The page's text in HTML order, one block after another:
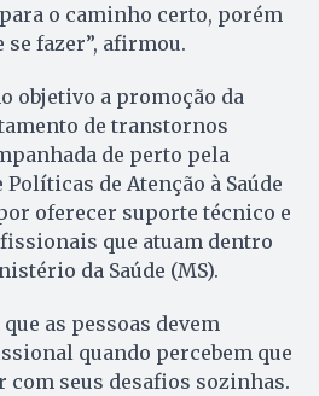
o caminho certo, porém
se fazer”, afirmou.
objetivo a promoção da
de transtornos
de perto pela
de Atenção à Saúde
oferecer suporte técnico e
que atuam dentro
da Saúde (MS).
as pessoas devem
quando percebem que
com seus desafios sozinhas.